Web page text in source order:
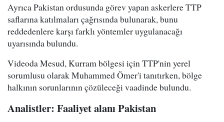
Ayrıca Pakistan ordusunda görev yapan askerlere TTP
saflarına katılmaları çağrısında bulunarak, bunu
reddedenlere karşı farklı yöntemler uygulanacağı
uyarısında bulundu.
Videoda Mesud, Kurram bölgesi için TTP'nin yerel
sorumlusu olarak Muhammed Ömer'i tanıtırken, bölge
halkının sorunlarının çözüleceği vaadinde bulundu.
Analistler: Faaliyet alanı Pakistan